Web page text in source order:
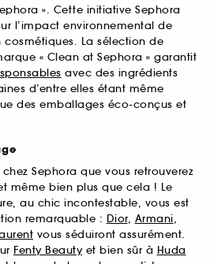
». Cette initiative Sephora
l’impact environnemental de
La sélection de
« Clean at Sephora » garantit
avec des ingrédients
d’entre elles étant même
des emballages éco-conçus et
Sephora que vous retrouverez
même bien plus que cela ! Le
au chic incontestable, vous est
remarquable : Dior, Armani,
vous séduiront assurément.
Fenty Beautyet bien sûr à Huda